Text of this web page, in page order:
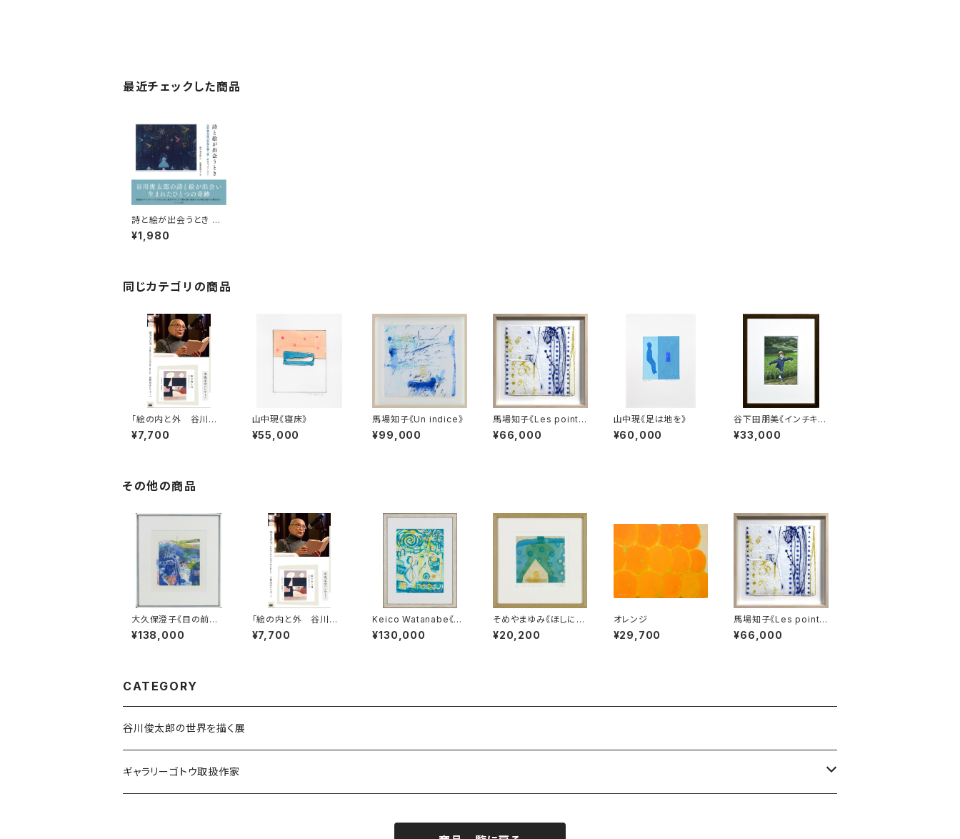
最近チェックした商品
詩と絵が出会うとき 谷
川俊太郎の世界を描く
展-銀座ギャラリーゴト
¥1,980
同じカテゴリの商品
「絵の内と外 谷川俊
太郎の世界を描く」出版
記念コンサートDVD
¥7,700
山中現《寝床》
¥55,000
馬場知子《Un indice》
¥99,000
馬場知子《Les points
bleus》
¥66,000
山中現《足は地を》
¥60,000
谷下田朋美《インチキ？
でも楽しいよ！》
¥33,000
その他の商品
大久保澄子《目の前に
在る物》
¥138,000
「絵の内と外 谷川俊
太郎の世界を描く」出版
記念コンサートDVD
¥7,700
Keico Watanabe《目
の前に在る物》
¥130,000
そめやまゆみ《ほしにな
ったひと》
¥20,200
オレンジ
¥29,700
馬場知子《Les points
bleus》
¥66,000
CATEGORY
谷川俊太郎の世界を描く展
ギャラリーゴトウ取扱作家